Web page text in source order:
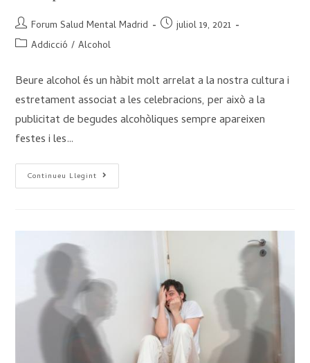
Forum Salud Mental Madrid
juliol 19, 2021
Addicció / Alcohol
Beure alcohol és un hàbit molt arrelat a la nostra cultura i
estretament associat a les celebracions, per això a la
publicitat de begudes alcohòliques sempre apareixen
festes i les…
Continueu Llegint